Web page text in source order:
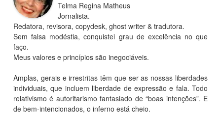
Telma Regina Matheus
Jornalista.
Redatora, revisora, copydesk, ghost writer & tradutora.
Sem falsa modéstia, conquistei grau de excelência no que
faço.
Meus valores e princípios são inegociáveis.
Amplas, gerais e irrestritas têm que ser as nossas liberdades
individuais, que incluem liberdade de expressão e fala. Todo
relativismo é autoritarismo fantasiado de “boas intenções”. E
de bem-intencionados, o inferno está cheio.